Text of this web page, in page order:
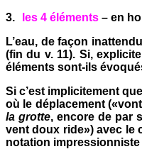
3.
les 4 éléments – en
L’eau, de façon
(fin du v. 11). Si,
éléments sont-ils
Si c’est implicitement
où le déplacement
la grotte, encore de par
vent doux ride») avec le
notation impressionniste